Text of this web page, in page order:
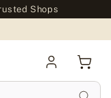
Shops
się